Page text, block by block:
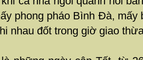
phong pháo Bình Đà, mấy
nhau đốt trong giờ giao